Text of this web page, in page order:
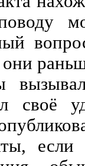
своё
если